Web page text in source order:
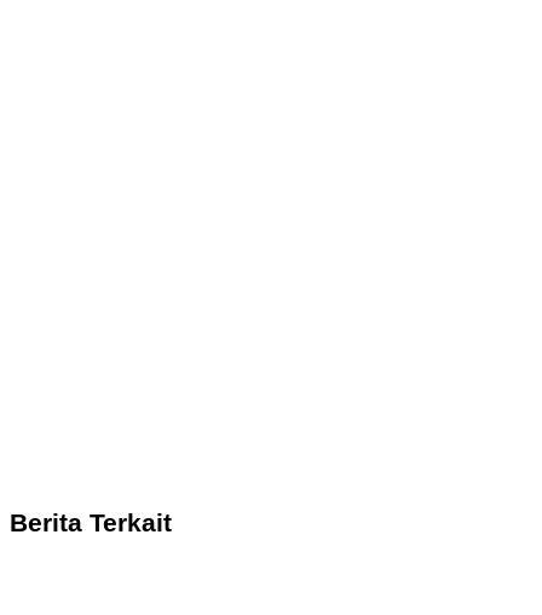
Berita Terkait